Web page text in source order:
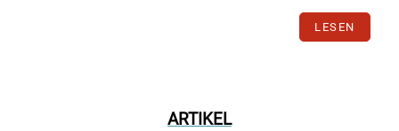
LESEN
ARTIKEL